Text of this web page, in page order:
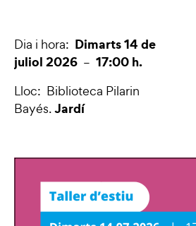
Dia i hora: Dimarts 14 de
juliol 2026 – 17:00 h.
Lloc: Biblioteca Pilarin
Bayés.Jardí